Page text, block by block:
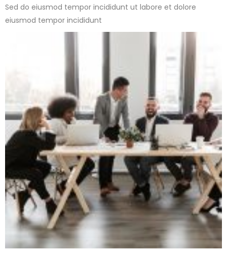
Sed do eiusmod tempor incididunt ut labore et dolore
eiusmod tempor incididunt